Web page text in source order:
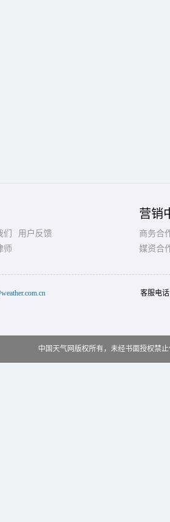
用户反馈
师
营销
商务合
媒资合
客服电
中国天气网版权所有，未经书面授权